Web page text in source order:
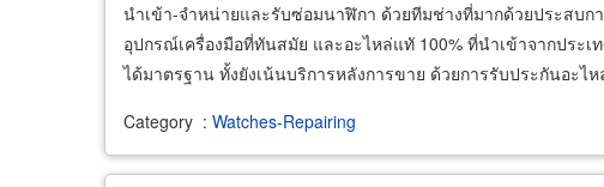
นำเข้า-จำหน่ายและรับซ่อมนาฬิกา ด้วยทีมช่างที่มากด้วยประสบ
อุปกรณ์เครื่องมือที่ทันสมัย และอะไหล่แทั 100% ที่นำเข้าจากปร
ได้มาตรฐาน ทั้งยังเน้นบริการหลังการขาย ด้วยการรับประกันอะ
Category : Watches-Repairing